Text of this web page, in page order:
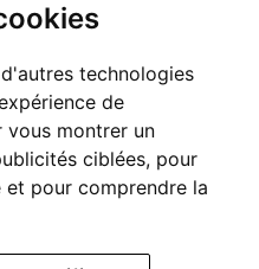
technologies
de
vous montrer un
ciblées, pour
pour comprendre la
en bois